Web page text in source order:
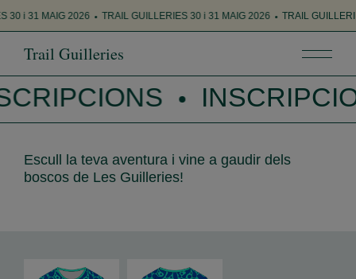
30 i 31 MAIG 2026 TRAIL GUILLERIES 30 i 31 MAIG 2026 TRAIL
Trail Guilleries
Escull la teva aventura i vine a gaudir dels
boscos de Les Guilleries!